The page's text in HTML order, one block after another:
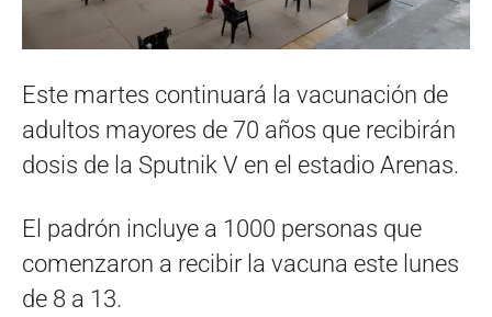
Este martes continuará la vacunación de
adultos mayores de 70 años que recibirán
dosis de la Sputnik V en el estadio Arenas.
El padrón incluye a 1000 personas que
comenzaron a recibir la vacuna este lunes
de 8 a 13.